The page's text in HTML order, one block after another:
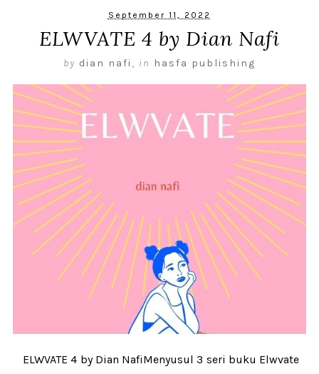
September 11, 2022
ELWVATE 4 by Dian Nafi
by dian nafi , in hasfa publishing
ELWVATE 4 by Dian NafiMenyusul 3 seri buku Elwvate